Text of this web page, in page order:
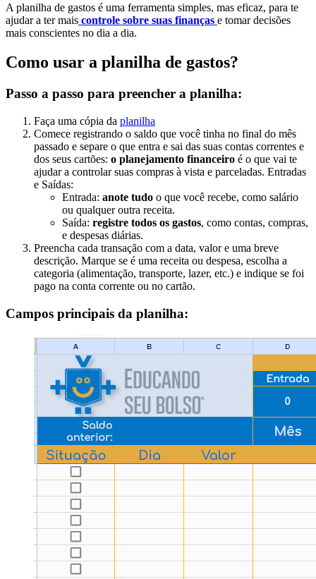
A planilha de gastos é uma ferramenta simples, mas eficaz, para te
ajudar a ter mais controle sobre suas finanças e tomar decisões
mais conscientes no dia a dia.
Como usar a planilha de gastos?
Passo a passo para preencher a planilha:
Faça uma cópia da planilha
Comece registrando o saldo que você tinha no final do mês
passado e separe o que entra e sai das suas contas correntes e
dos seus cartões: o planejamento financeiro é o que vai te
ajudar a controlar suas compras à vista e parceladas. Entradas
e Saídas:
Entrada: anote tudo o que você recebe, como salário
ou qualquer outra receita.
Saída: registre todos os gastos, como contas, compras,
e despesas diárias.
Preencha cada transação com a data, valor e uma breve
descrição. Marque se é uma receita ou despesa, escolha a
categoria (alimentação, transporte, lazer, etc.) e indique se foi
pago na conta corrente ou no cartão.
Campos principais da planilha: